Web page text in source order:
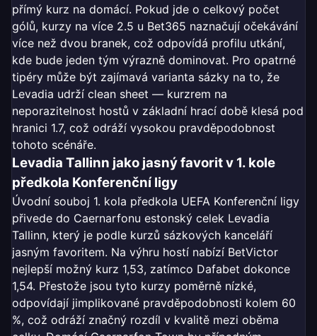
přímý kurz na domácí. Pokud jde o celkový počet
gólů, kurzy na více 2.5 u Bet365 naznačují očekávání
více než dvou branek, což odpovídá profilu utkání,
kde bude jeden tým výrazně dominovat. Pro opatrné
tipéry může být zajímavá varianta sázky na to, že
Levadia udrží clean sheet — kurzrem na
neporazitelnost hostů v základní hrací době klesá pod
hranici 1.7, což odráží vysokou pravděpodobnost
tohoto scénáře.
Levadia Tallinn jako jasný favorit v 1. kole
předkola Konferenční ligy
Úvodní souboj 1. kola předkola UEFA Konferenční ligy
přivede do Caernarfonu estonský celek Levadia
Tallinn, který je podle kurzů sázkových kanceláří
jasným favoritem. Na výhru hostí nabízí BetVictor
nejlepší možný kurz 1,53, zatímco Dafabet dokonce
1,54. Přestože jsou tyto kurzy poměrně nízké,
odpovídají jimplikované pravděpodobnosti kolem 60
%, což odráží značný rozdíl v kvalitě mezi oběma